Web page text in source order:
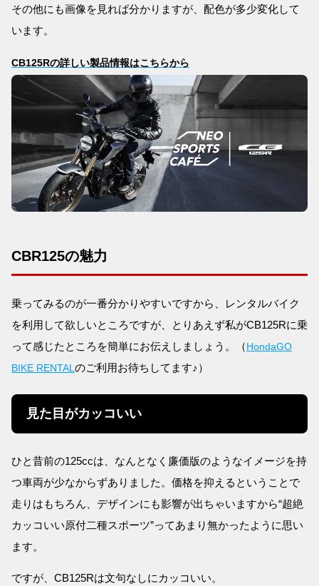
その他にも画像を見れば分かりますが、配色が多少変化して
います。
CB125Rの詳しい製品情報はこちらから
CBR125の魅力
乗ってみるのが一番分かりやすいですから、レンタルバイク
を利用して欲しいところですが、とりあえず私がCB125Rに乗
って感じたところを簡単にお伝えしましょう。（HondaGO
BIKE RENTAL のご利用お待ちしてます♪）
見た目がカッコいい
ひと昔前の125ccは、なんとなく廉価版のようなイメージを持
つ車両が少なからずありました。価格を抑えるということで
走りはもちろん、デザインにも影響が出ちゃいますから“超絶
カッコいい原付二種スポーツ”ってあまり無かったように思い
ます。
ですが、CB125Rは文句なしにカッコいい。